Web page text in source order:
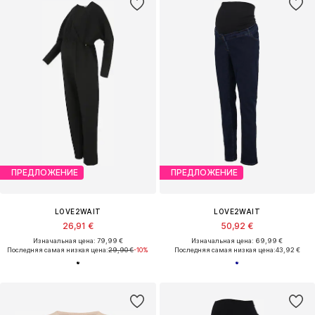
ПРЕДЛОЖЕНИЕ
LOVE2WAIT
26,91 €
Изначальная цена: 79,99 €
Последняя самая низкая цена:29,90 €-10%
ПРЕДЛОЖЕНИЕ
LOVE2WAIT
50,92 €
Изначальная цена: 69,99 €
Последняя самая низкая цена:43,92 €